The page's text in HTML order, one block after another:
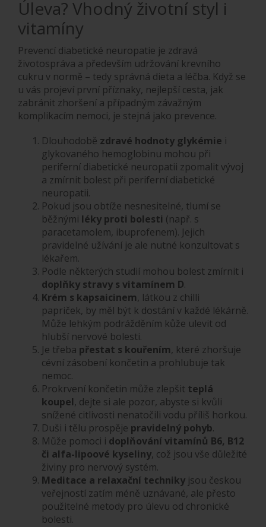
Úleva? Vhodný životní styl i
vitamíny
Prevencí diabetické neuropatie je zdravá
životospráva a především udržování krevního
cukru v normě – tedy správná dieta a léčba. Když se
u vás projeví první příznaky, nejlepší cesta, jak
zabránit zhoršení a případným závažným
komplikacím nemoci, je stejná jako prevence.
Dlouhodobě zdravé hodnoty glykémie i
glykovaného hemoglobinu mohou při
periferní diabetické neuropatii zpomalit vývoj
a zmírnit bolest při periferní diabetické
neuropatii.
Pokud jsou obtíže nesnesitelné, tlumí se
běžnými léky proti bolesti (např. s
paracetamolem, ibuprofenem). Jejich
pravidelné užívání je ale nutné konzultovat s
lékařem.
Podle některých studií mohou bolest zmírnit i
doplňky stravy s vitamínem D.
Krém s kapsaicinem, látkou z chilli
papriček, by měl být k dostání v každé lékárně.
Může lehkým podrážděním kůže ulevit od
hlubší nervové bolesti.
Je třeba přestat s kouřením, které zhoršuje
cévní zásobení končetin a prohlubuje tak
nemoc.
Prokrvení končetin může zlepšit teplá
koupel, dejte si ale pozor, abyste si kvůli
snížené citlivosti nenatočili vodu příliš horkou.
Duši i tělu prospěje pravidelný pohyb.
Může pomoci i doplňování vitamínů B6, B12
či alfa-lipoové kyseliny, což jsou vše důležité
živiny pro nervový systém.
Meditace a relaxační techniky jsou českou
veřejností zatím méně uznávané, ale přesto
použitelné metody pro úlevu od chronické
bolesti.